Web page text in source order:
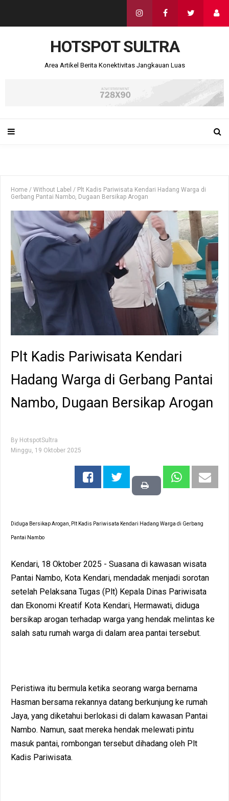
HOTSPOT SULTRA
Area Artikel Berita Konektivitas Jangkauan Luas
Home / Without Label / Plt Kadis Pariwisata Kendari Hadang Warga di
Gerbang Pantai Nambo, Dugaan Bersikap Arogan
Plt Kadis Pariwisata Kendari
Hadang Warga di Gerbang Pantai
Nambo, Dugaan Bersikap Arogan
By HotspotSultra
Minggu, 19 Oktober 2025
Diduga Bersikap Arogan, Plt Kadis Pariwisata Kendari Hadang Warga di Gerbang
Pantai Nambo
Kendari, 18 Oktober 2025 - Suasana di kawasan wisata
Pantai Nambo, Kota Kendari, mendadak menjadi sorotan
setelah Pelaksana Tugas (Plt) Kepala Dinas Pariwisata
dan Ekonomi Kreatif Kota Kendari, Hermawati, diduga
bersikap arogan terhadap warga yang hendak melintas ke
salah satu rumah warga di dalam area pantai tersebut.
Peristiwa itu bermula ketika seorang warga bernama
Hasman bersama rekannya datang berkunjung ke rumah
Jaya, yang diketahui berlokasi di dalam kawasan Pantai
Nambo. Namun, saat mereka hendak melewati pintu
masuk pantai, rombongan tersebut dihadang oleh Plt
Kadis Pariwisata.